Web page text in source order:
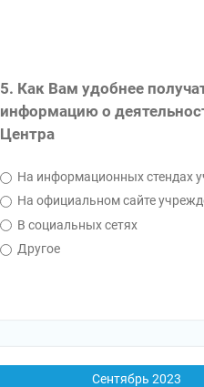
5. Как Вам удобнее
информацию о
Центра
На информационных стендах
На официальном сайте
В социальных сетях
Другое
Сентябрь 2023